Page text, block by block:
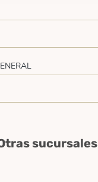
sucursales